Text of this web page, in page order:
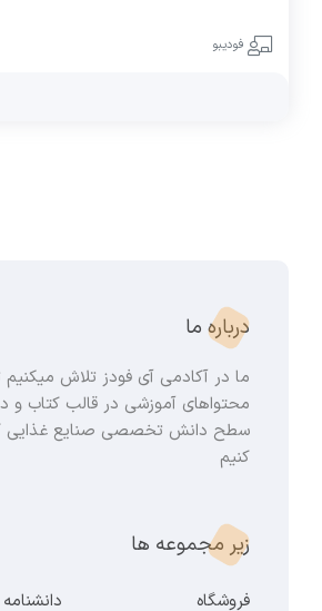
فودیبو
درباره ما
ما در آکادمی آی فودز تلاش میکنیم تا
محتواهای آموزشی در قالب کتاب و
سطح دانش تخصصی صنایع غذایی
کنیم
زیر مجموعه ها
فروشگاه